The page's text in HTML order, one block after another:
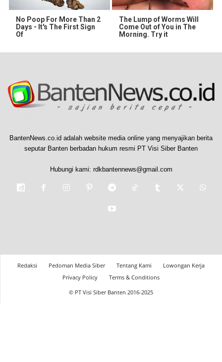
No Poop For More Than 2
Days - It's The First Sign
Of
The Lump of Worms Will
Come Out of You in The
Morning. Try it
BantenNews.co.id adalah website media online yang menyajikan berita
seputar Banten berbadan hukum resmi PT Visi Siber Banten
Hubungi kami: rdkbantennews@gmail.com
Redaksi Pedoman Media Siber Tentang Kami
Lowongan Kerja
Privacy Policy
Terms & Conditions
© PT Visi Siber Banten 2016-2025